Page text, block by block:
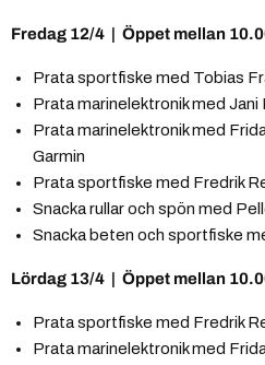
Fredag 12/4 | Öppet mellan
Prata sportfiske med Tobias
Prata marinelektronik med Jani
Prata marinelektronik med
Garmin
Prata sportfiske med Fredrik
Snacka rullar och spön med
Snacka beten och sportfiske
Lördag 13/4 | Öppet mellan
Prata sportfiske med Fredrik
Prata marinelektronik med